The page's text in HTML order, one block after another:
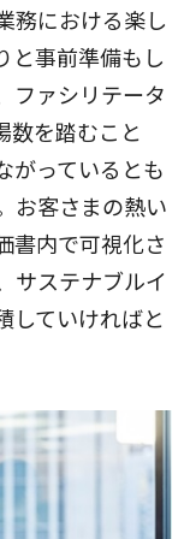
務における楽し
と事前準備もし
ファシリテータ
数を踏むこと
がっているとも
お客さまの熱い
書内で可視化さ
サステナブルイ
していければと